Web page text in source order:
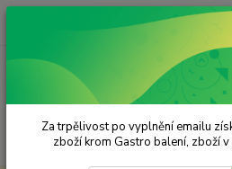
Za trpělivost po vyplnění emailu
zboží krom Gastro balení, zboží